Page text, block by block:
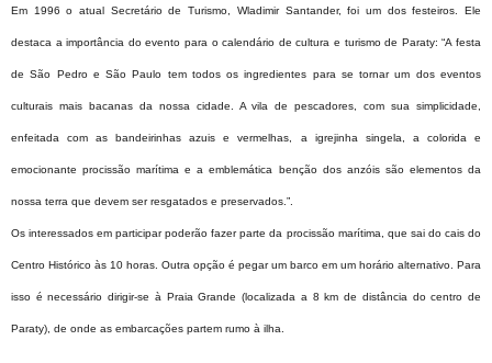
Em 1996 o atual Secretário de Turismo, Wladimir Santander, foi um dos festeiros. Ele
destaca a importância do evento para o calendário de cultura e turismo de Paraty: “A festa
de São Pedro e São Paulo tem todos os ingredientes para se tornar um dos eventos
culturais mais bacanas da nossa cidade. A vila de pescadores, com sua simplicidade,
enfeitada com as bandeirinhas azuis e vermelhas, a igrejinha singela, a colorida e
emocionante procissão marítima e a emblemática benção dos anzóis são elementos da
nossa terra que devem ser resgatados e preservados.”.
Os interessados em participar poderão fazer parte da procissão marítima, que sai do cais do
Centro Histórico às 10 horas. Outra opção é pegar um barco em um horário alternativo. Para
isso é necessário dirigir-se à Praia Grande (localizada a 8 km de distância do centro de
Paraty), de onde as embarcações partem rumo à ilha.